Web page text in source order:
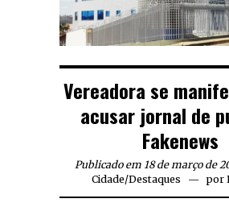
Vereadora se
acusar jornal de
Fakenews
Publicado em 18 de março de
Cidade/Destaques por